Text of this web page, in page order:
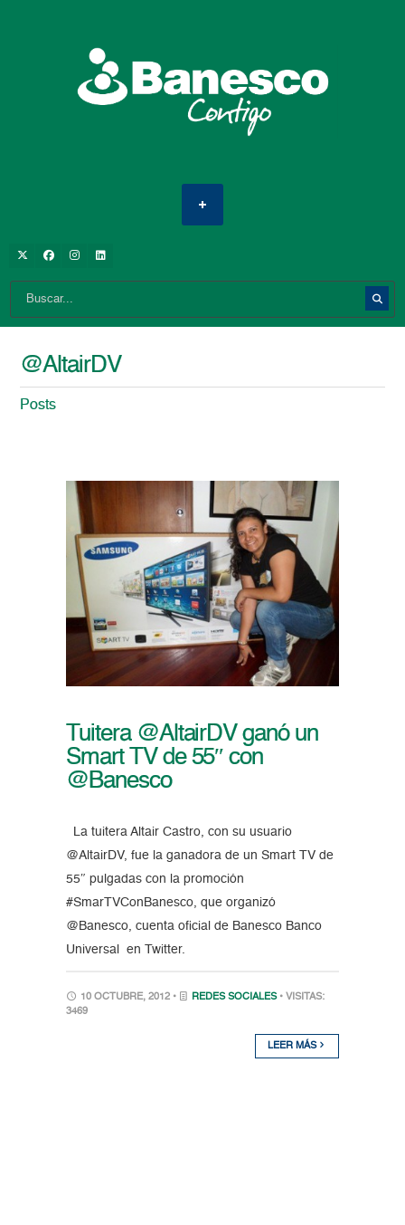
@AltairDV
Posts
Tuitera @AltairDV ganó un
Smart TV de 55″ con
@Banesco
La tuitera Altair Castro, con su usuario
@AltairDV, fue la ganadora de un Smart TV de
55″ pulgadas con la promoción
#SmarTVConBanesco, que organizó
@Banesco, cuenta oficial de Banesco Banco
Universal en Twitter.
10 OCTUBRE, 2012 • REDES SOCIALES • VISITAS:
3469
LEER MÁS